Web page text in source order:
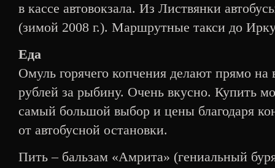
в кассе автовокзала. Из Листвянки
(зимой 2008 г.). Маршрутные такси до
Еда
Омуль горячего копчения делают прямо
рублей за рыбину. Очень вкусно. Купить
самый большой выбор и цены благодаря
от автобусной остановки.
Пить – бальзам «Амрита» (гениальный